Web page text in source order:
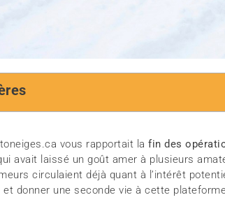
vous rapportait lafin des
avait laissé un goût amer à plusieurs
circulaient déjà quant à l’intérêt
donner une seconde vie à cette